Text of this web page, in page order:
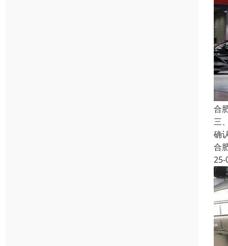
合
三
确
合
25-